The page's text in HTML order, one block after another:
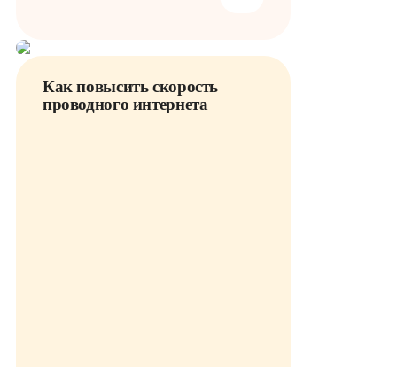
Как повысить скорость
проводного интернета